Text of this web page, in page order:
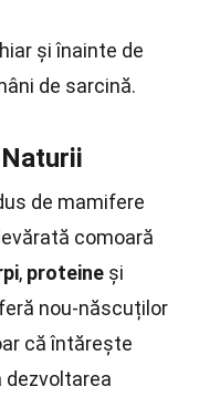
și înainte de
de sarcină.
de mamifere
comoară
, proteine și
nou-născuților
că întărește
dezvoltarea